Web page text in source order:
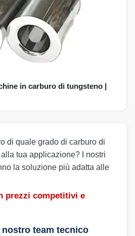
in carburo di tungsteno |
di quale grado di carburo di
tua applicazione? I nostri
la soluzione più adatta alle
prezzi competitivi e
team tecnico